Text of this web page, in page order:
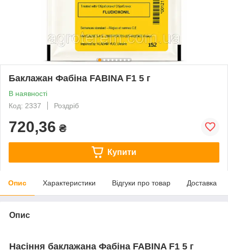
Баклажан Фабіна FABINA F1 5 г
В наявності
Код: 2337
Роздріб
720,36 ₴
Купити
Опис Характеристики Відгуки про товар Доставка
Опис
Насіння баклажана Фабіна FABINA F1 5 г